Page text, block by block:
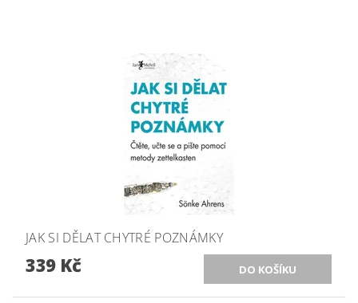
JAK SI DĚLAT CHYTRÉ POZNÁMKY
339 Kč